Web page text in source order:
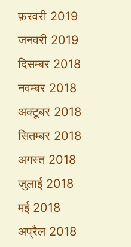
फ़रवरी 2019
जनवरी 2019
दिसम्बर 2018
नवम्बर 2018
अक्टूबर 2018
सितम्बर 2018
अगस्त 2018
जुलाई 2018
मई 2018
अप्रैल 2018